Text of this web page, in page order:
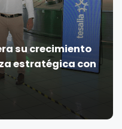
su crecimiento
estratégica con